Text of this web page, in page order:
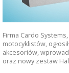
Firma Cardo
motocyklistów,
akcesoriów,
oraz nowy zestaw